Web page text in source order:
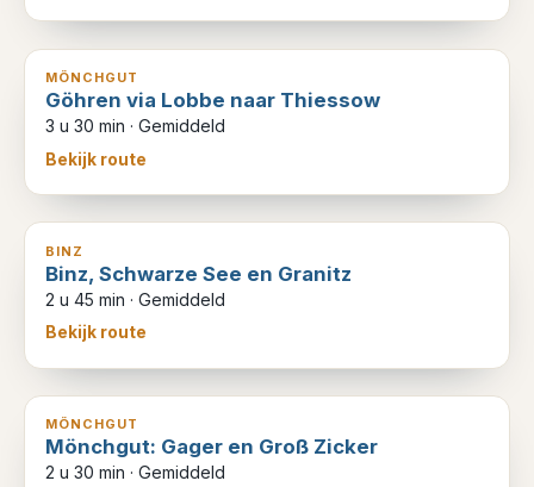
12km
MÖNCHGUT
Göhren via Lobbe naar Thiessow
3 u 30 min · Gemiddeld
Bekijk route
9km
BINZ
Binz, Schwarze See en Granitz
2 u 45 min · Gemiddeld
Bekijk route
8km
MÖNCHGUT
Mönchgut: Gager en Groß Zicker
2 u 30 min · Gemiddeld